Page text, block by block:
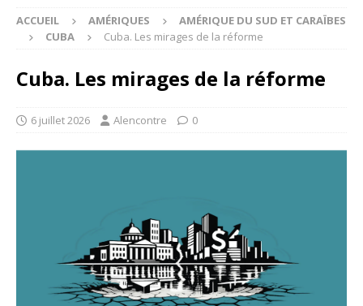
ACCUEIL AMÉRIQUES
AMÉRIQUE DU SUD ET CARAÏBES
CUBA
Cuba. Les mirages de la réforme
Cuba. Les mirages de la réforme
6 juillet 2026 Alencontre 0